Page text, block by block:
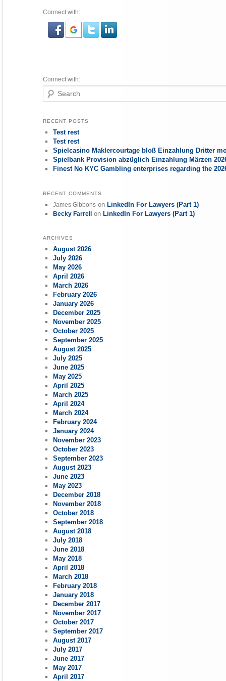
Connect with:
Connect with:
Search
RECENT POSTS
Test rest
Test rest
Spielcasino Maklercourtage bloß Einzahlung Dritter
Spielbank Provision abzüglich Einzahlung Märzen
Finest No KYC Gambling enterprises regarding the
RECENT COMMENTS
James Gibbons onLinkedIn For Lawyers (Part 1)
Becky Farrell onLinkedIn For Lawyers (Part 1)
ARCHIVES
August 2026
July 2026
May 2026
April 2026
March 2026
February 2026
January 2026
December 2025
November 2025
October 2025
September 2025
August 2025
July 2025
June 2025
May 2025
April 2025
March 2025
April 2024
March 2024
February 2024
January 2024
November 2023
October 2023
September 2023
August 2023
June 2023
May 2023
December 2018
November 2018
October 2018
September 2018
August 2018
July 2018
June 2018
May 2018
April 2018
March 2018
February 2018
January 2018
December 2017
November 2017
October 2017
September 2017
August 2017
July 2017
June 2017
May 2017
April 2017